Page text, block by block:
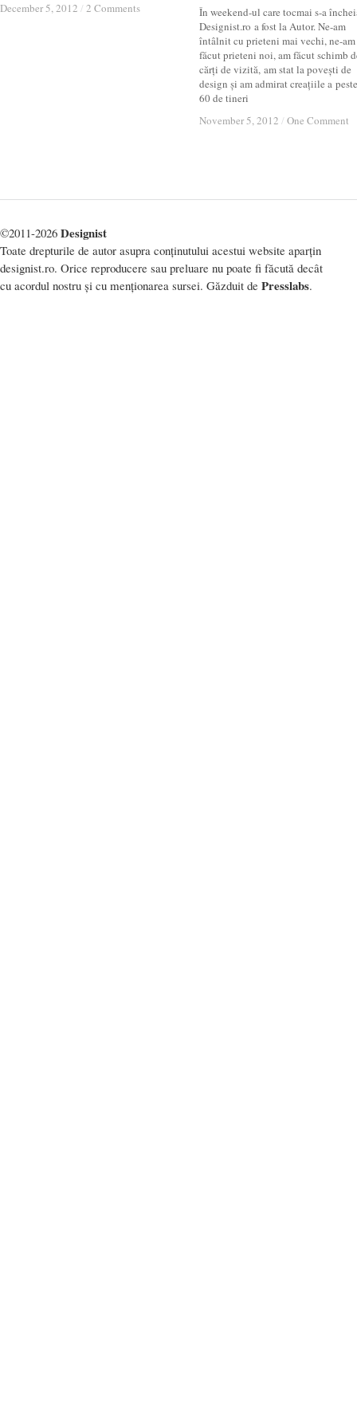
December 5, 2012 / 2 Comments
December 5, 2012 / 2 Comments
În weekend-ul care tocmai s-a
Designist.ro a fost la Autor. Ne-am
întâlnit cu prieteni mai vechi, ne-am
făcut prieteni noi, am făcut schimb
cărți de vizită, am stat la povești de
design și am admirat creațiile a peste
60 de tineri
November 5, 2012 / One Comment
November 5, 2012 / One Comment
©2011-2026 Designist
Toate drepturile de autor asupra conținutului acestui website aparțin
designist.ro. Orice reproducere sau preluare nu poate fi făcută decât
cu acordul nostru și cu menționarea sursei. Găzduit de Presslabs.